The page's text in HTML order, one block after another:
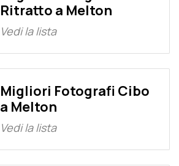
Ritratto a Melton
Vedi la lista
Migliori Fotografi Cibo
a Melton
Vedi la lista